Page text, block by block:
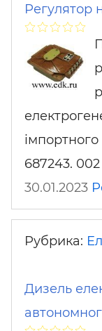
Регулятор
687243.
30.01.2023
Рубрика:
Дизель